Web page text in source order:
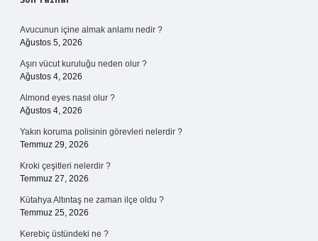
Sidebar
Avucunun içine almak anlamı nedir ?
Ağustos 5, 2026
Aşırı vücut kuruluğu neden olur ?
Ağustos 4, 2026
Almond eyes nasıl olur ?
Ağustos 4, 2026
Yakın koruma polisinin görevleri nelerdir ?
Temmuz 29, 2026
Kroki çeşitleri nelerdir ?
Temmuz 27, 2026
Kütahya Altıntaş ne zaman ilçe oldu ?
Temmuz 25, 2026
Kerebiç üstündeki ne ?